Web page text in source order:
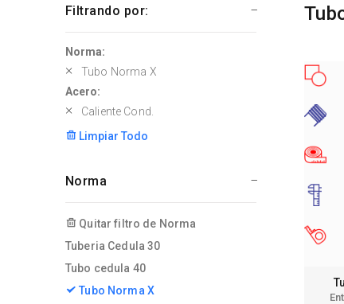
Filtrando por:
Norma:
Tubo Norma X
Acero:
Caliente Cond.
Limpiar Todo
Norma
Quitar filtro de Norma
Tuberia Cedula 30
Tubo cedula 40
Tubo Norma X